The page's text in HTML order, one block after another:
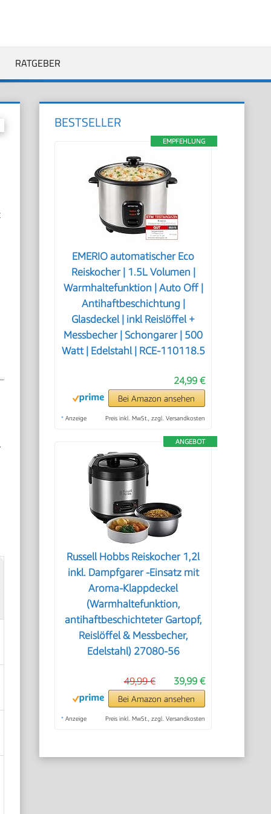
RATGEBER
BESTSELLER
EMPFEHLUNG
EMERIO automatischer Eco
Reiskocher | 1.5L Volumen |
Warmhaltefunktion | Auto Off |
Antihaftbeschichtung |
Glasdeckel | inkl Reislöffel +
Messbecher | Schongarer | 500
Watt | Edelstahl | RCE-110118.5
24,99 €
Bei Amazon ansehen
* Anzeige Preis inkl. MwSt., zzgl. Versandkosten
ANGEBOT
Russell Hobbs Reiskocher 1,2l
inkl. Dampfgarer -Einsatz mit
Aroma-Klappdeckel
(Warmhaltefunktion,
antihaftbeschichteter Gartopf,
Reislöffel & Messbecher,
Edelstahl) 27080-56
39,99 €
49,99 €
Bei Amazon ansehen
* Anzeige Preis inkl. MwSt., zzgl. Versandkosten